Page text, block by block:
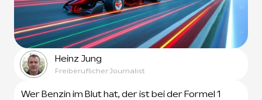
Heinz Jung
Freiberuflicher Journalist
Wer Benzin im Blut hat, der ist bei der Formel 1